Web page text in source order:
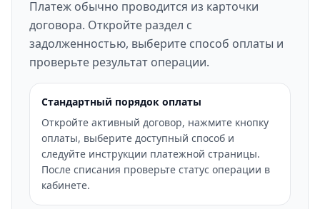
Платеж обычно проводится из карточки
договора. Откройте раздел с
задолженностью, выберите способ оплаты и
проверьте результат операции.
Стандартный порядок оплаты
Откройте активный договор, нажмите кнопку
оплаты, выберите доступный способ и
следуйте инструкции платежной страницы.
После списания проверьте статус операции в
кабинете.